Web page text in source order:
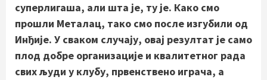
суперлигаша, али шта је, ту је. Како смо
прошли Металац, тако смо после изгубили од
Инђије. У сваком случају, овај резултат је само
плод добре организације и квалитетног рада
свих људи у клубу, првенствено играча, а